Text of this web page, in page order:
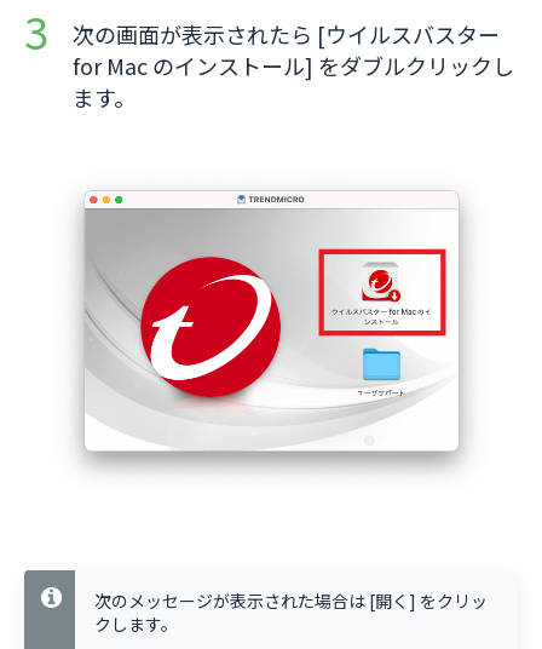
次の画面が表示されたら [ウイルスバスター
for Mac のインストール] をダブルクリックし
ます。
次のメッセージが表示された場合は [開く] をクリッ
クします。